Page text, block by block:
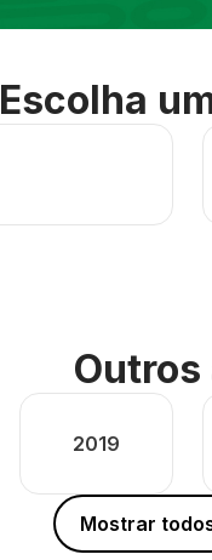
Escolha
Outros
2019
Mostrar